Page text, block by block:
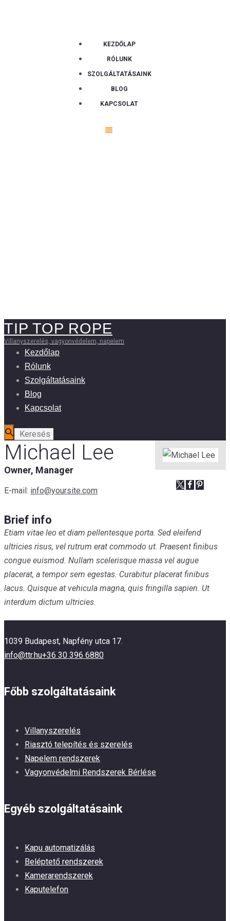
KEZDŐLAP
RÓLUNK
SZOLGÁLTATÁSAINK
BLOG
KAPCSOLAT
TIP TOP ROPE
Villanyszerelés, vagyonvédelem, napelem
Kezdőlap
Rólunk
Szolgáltatásaink
Blog
Kapcsolat
Michael Lee
Owner, Manager
E-mail: info@yoursite.com
Brief info
Etiam vitae leo et diam pellentesque porta. Sed eleifend
ultricies risus, vel rutrum erat commodo ut. Praesent finibus
congue euismod. Nullam scelerisque massa vel augue
placerat, a tempor sem egestas. Curabitur placerat finibus
lacus. Quisque at vehicula magna, quis fringilla sapien. Ut
interdum dictum ultricies.
1039 Budapest, Napfény utca 17.
info@ttr.hu+36 30 396 6880
Főbb szolgáltatásaink
Villanyszerelés
Riasztó telepítés és szerelés
Napelem rendszerek
Vagyonvédelmi Rendszerek Bérlése
Egyéb szolgáltatásaink
Kapu automatizálás
Beléptető rendszerek
Kamerarendszerek
Kaputelefon